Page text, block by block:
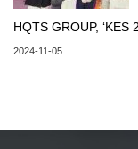
HQTS GROUP, ‘KES
2024-11-05